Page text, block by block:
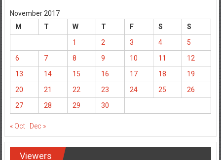
November 2017
M
T W T F S
S
1
2 3 4
5
6
7 8 9 10 11
12
13
14 15 16 17 18
19
20
21 22 23 24 25
26
27
28 29 30
« Oct Dec »
Viewers